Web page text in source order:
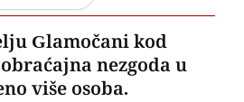
Glamočani kod
nezgoda u
više osoba.